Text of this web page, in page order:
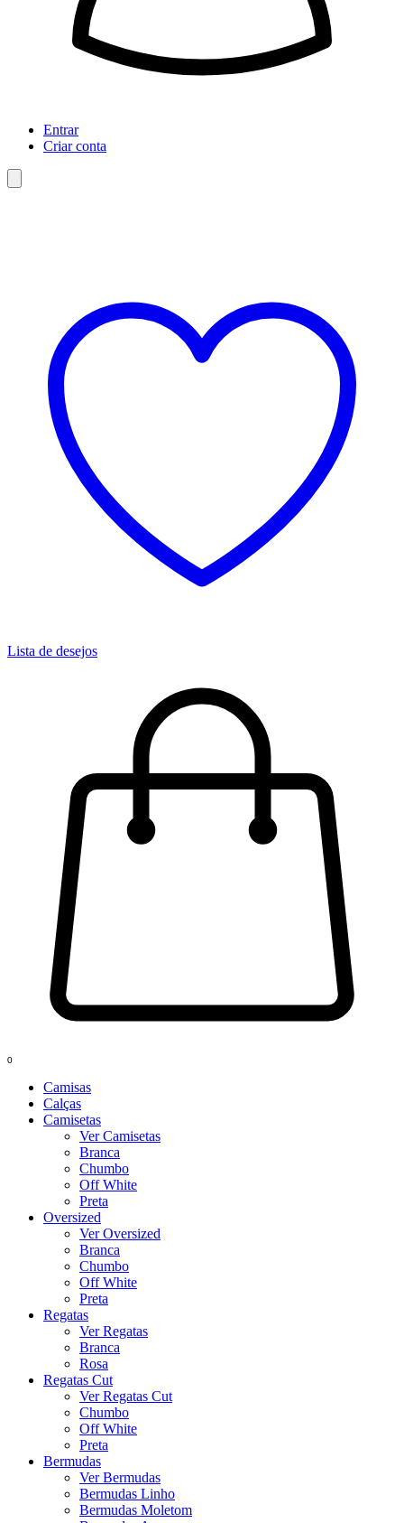
Entrar
Criar conta
Lista de desejos
0
Camisas
Calças
Camisetas
Ver Camisetas
Branca
Chumbo
Off White
Preta
Oversized
Ver Oversized
Branca
Chumbo
Off White
Preta
Regatas
Ver Regatas
Branca
Rosa
Regatas Cut
Ver Regatas Cut
Chumbo
Off White
Preta
Bermudas
Ver Bermudas
Bermudas Linho
Bermudas Moletom